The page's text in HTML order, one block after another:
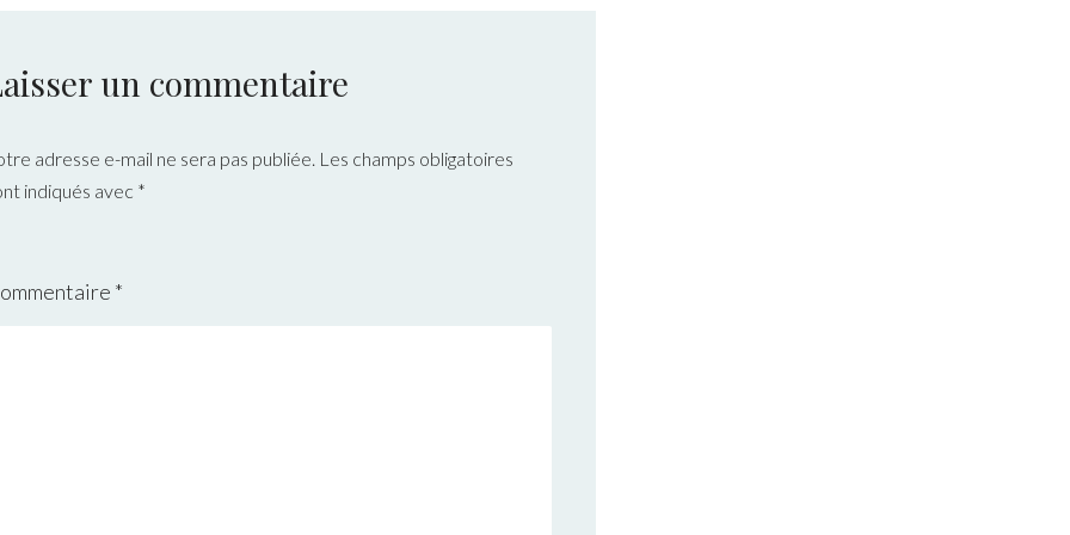
un commentaire
adresse e-mail ne sera pas publiée. Les champs obligatoires
indiqués avec *
*